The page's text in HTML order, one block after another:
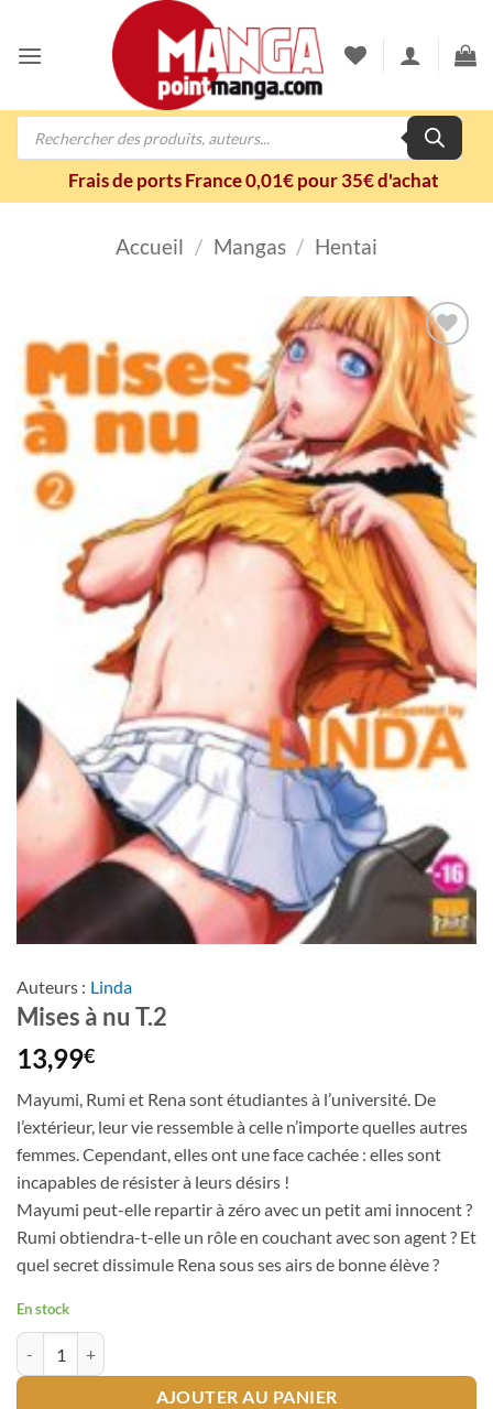
contenu
Recherche
Frais de ports France 0,01€ pour 35€ d'achat
Accueil / Mangas / Hentai
Ajouter
à la
wishlist
Auteurs : Linda
Mises à nu T.2
13,99€
Mayumi, Rumi et Rena sont étudiantes à l’université. De
l’extérieur, leur vie ressemble à celle n’importe quelles autres
femmes. Cependant, elles ont une face cachée : elles sont
incapables de résister à leurs désirs !
Mayumi peut-elle repartir à zéro avec un petit ami innocent ?
Rumi obtiendra-t-elle un rôle en couchant avec son agent ? Et
quel secret dissimule Rena sous ses airs de bonne élève ?
En stock
quantité de Mises à nu T.2
AJOUTER AU PANIER